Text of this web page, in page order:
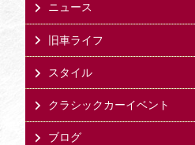
ニュース
旧車ライフ
スタイル
クラシックカーイベント
ブログ